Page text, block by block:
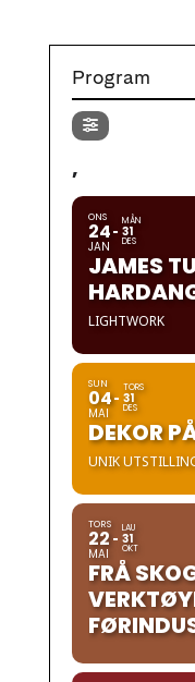
Program
,
ONS
24
JAN
MÅN
31
DES
JAMES
LIGHTWORK
SUN
04
MAI
TORS
31
DES
DEKOR
UNIK
TORS
22
MAI
LAU
31
OKT
FRÅ